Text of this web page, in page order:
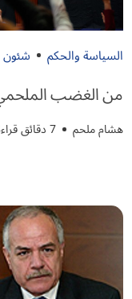
السياسة والحكم شئون
من الغضب
هشام ملحم 7 دقائق قراءة